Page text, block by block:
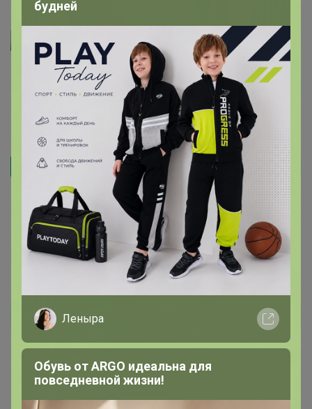
Артемида
Версанка, огромное спасибо за рецептик
28 сентября, 2022 22:36
Версанка Автор уже получил заказ!
Делала по этому рецепту торт, оооочень вкусно. Всем
гостям понравился
youtu.be/Zoc_5BtK8pc
28 сентября, 2022 22:34
kate1974 Автор уже получил заказ!
Палочки пришли очень хорошо упакованные,нет ни
одной сломанной
18 февраля, 2022 17:52
будней
Леныра
Обувь от ARGO идеальна для
повседневной жизни!